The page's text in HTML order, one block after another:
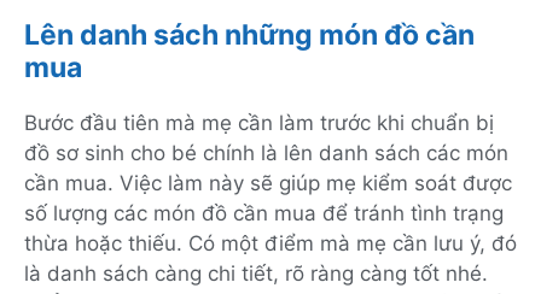
Lên danh sách những món đồ cần
mua
Bước đầu tiên mà mẹ cần làm trước khi chuẩn bị
đồ sơ sinh cho bé chính là lên danh sách các món
cần mua. Việc làm này sẽ giúp mẹ kiểm soát được
số lượng các món đồ cần mua để tránh tình trạng
thừa hoặc thiếu. Có một điểm mà mẹ cần lưu ý, đó
là danh sách càng chi tiết, rõ ràng càng tốt nhé.